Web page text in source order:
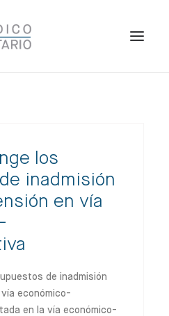
los
inadmisión
en vía
de inadmisión
económico-
en la vía económico-